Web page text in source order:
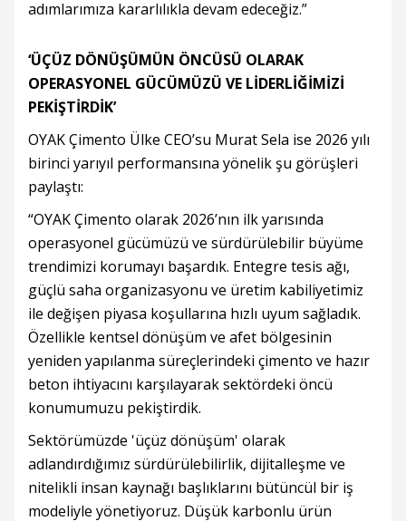
adımlarımıza kararlılıkla devam edeceğiz.”
‘ÜÇÜZ DÖNÜŞÜMÜN ÖNCÜSÜ OLARAK
OPERASYONEL GÜCÜMÜZÜ VE LİDERLİĞİMİZİ
PEKİŞTİRDİK’
OYAK Çimento Ülke CEO’su Murat Sela ise 2026 yılı
birinci yarıyıl performansına yönelik şu görüşleri
paylaştı:
“OYAK Çimento olarak 2026’nın ilk yarısında
operasyonel gücümüzü ve sürdürülebilir büyüme
trendimizi korumayı başardık. Entegre tesis ağı,
güçlü saha organizasyonu ve üretim kabiliyetimiz
ile değişen piyasa koşullarına hızlı uyum sağladık.
Özellikle kentsel dönüşüm ve afet bölgesinin
yeniden yapılanma süreçlerindeki çimento ve hazır
beton ihtiyacını karşılayarak sektördeki öncü
konumumuzu pekiştirdik.
Sektörümüzde 'üçüz dönüşüm' olarak
adlandırdığımız sürdürülebilirlik, dijitalleşme ve
nitelikli insan kaynağı başlıklarını bütüncül bir iş
modeliyle yönetiyoruz. Düşük karbonlu ürün